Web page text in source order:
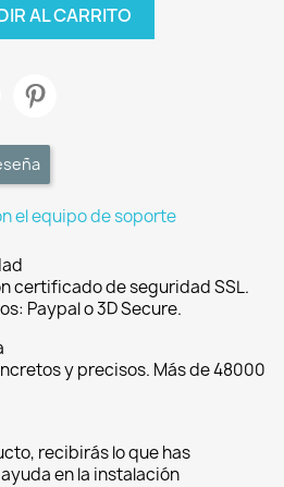
AL CARRITO
el equipo de soporte
certificado de seguridad SSL.
Paypal o 3D Secure.
y precisos. Más de 48000
recibirás lo que has
en la instalación